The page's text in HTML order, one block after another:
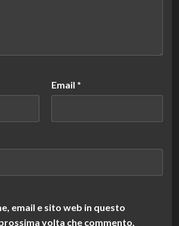
Email *
email e sito web in questo
volta che commento.